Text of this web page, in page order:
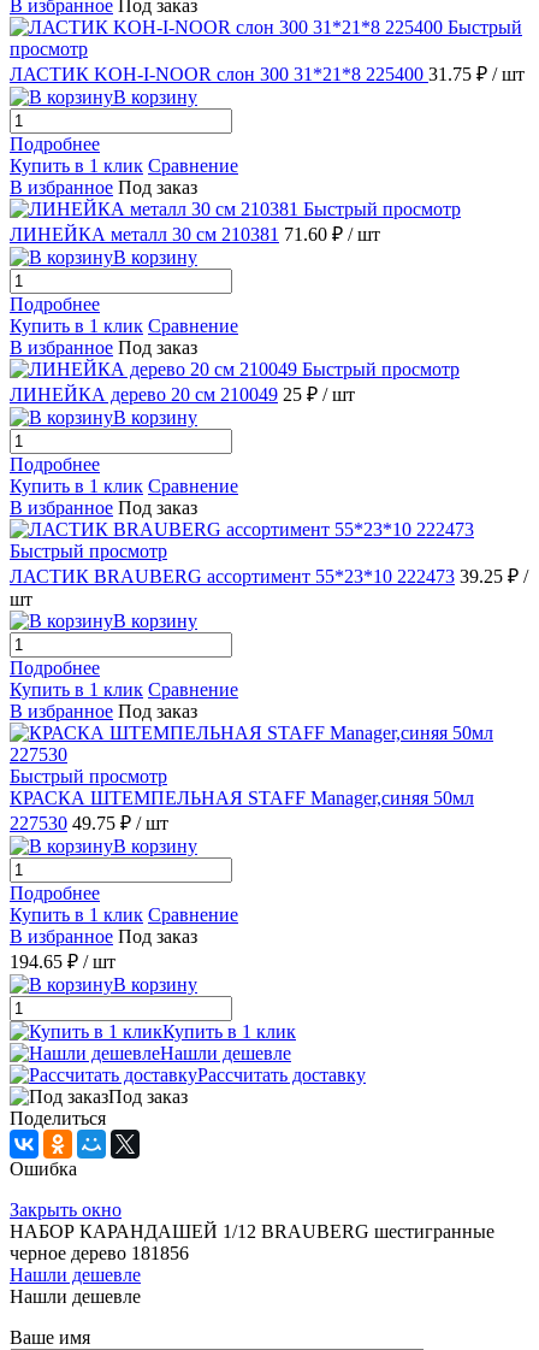
В избранное
Под заказ
Быстрый
просмотр
ЛАСТИК KOH-I-NOOR слон 300 31*21*8 225400 31.75 ₽ / шт
В корзину
Подробнее
Купить в 1 клик Сравнение
В избранное Под заказ
Быстрый просмотр
ЛИНЕЙКА металл 30 см 210381 71.60 ₽ / шт
В корзину
Подробнее
Купить в 1 клик Сравнение
В избранное Под заказ
Быстрый просмотр
ЛИНЕЙКА дерево 20 см 210049 25 ₽ / шт
В корзину
Подробнее
Купить в 1 клик Сравнение
В избранное Под заказ
Быстрый просмотр
ЛАСТИК BRAUBERG ассортимент 55*23*10 222473 39.25 ₽ /
шт
В корзину
Подробнее
Купить в 1 клик Сравнение
В избранное Под заказ
Быстрый просмотр
КРАСКА ШТЕМПЕЛЬНАЯ STAFF Manager,синяя 50мл
227530 49.75 ₽ / шт
В корзину
Подробнее
Купить в 1 клик Сравнение
В избранное Под заказ
194.65 ₽ / шт
В корзину
Купить в 1 клик
Нашли дешевле
Рассчитать доставку
Под заказ
Поделиться
Ошибка
Закрыть окно
НАБОР КАРАНДАШЕЙ 1/12 BRAUBERG шестигранные
черное дерево 181856
Нашли дешевле
Нашли дешевле
Ваше имя